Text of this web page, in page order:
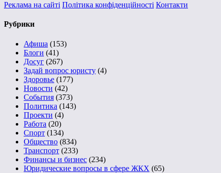
Реклама на сайті Політика конфіденційності Контакти
Рубрики
Афиша (153)
Блоги (41)
Досуг (267)
Задай вопрос юристу (4)
Здоровье (177)
Новости (42)
События (373)
Политика (143)
Проекти (4)
Работа (20)
Спорт (134)
Общество (834)
Транспорт (233)
Финансы и бизнес (234)
Юридические вопросы в сфере ЖКХ (65)